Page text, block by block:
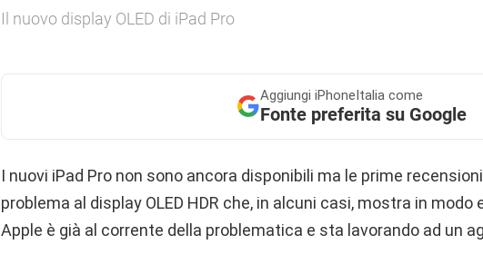
Il nuovo display OLED di iPad Pro
Aggiungi iPhoneItalia come
Fonte preferita su Google
I nuovi iPad Pro non sono ancora disponibili ma le prime
problema al display OLED HDR che, in alcuni casi, mostra in
Apple è già al corrente della problematica e sta lavorando ad un